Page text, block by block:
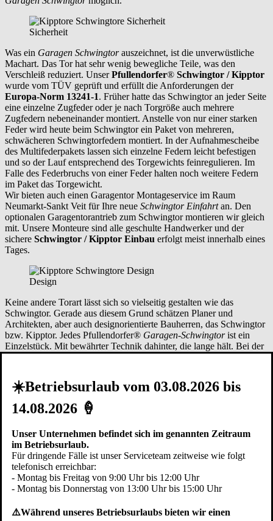
Sicherheit
Was ein Garagen Schwingtorauszeichnet, ist die unverwüstliche
Machart. Das Tor hat sehr wenig bewegliche Teile, was den
Verschleiß reduziert. UnserPfullendorfer® Schwingtor / Kipptor
wurde vom TÜV geprüft und erfüllt die Anforderungen der
Europa-Norm 13241-1. Früher hatte das Schwingtor an jeder Seite
eine einzelne Zugfeder oder je nach Torgröße auch mehrere
Zugfedern nebeneinander montiert. Anstelle von nur einer starken
Feder wird heute beim Schwingtor ein Paket von mehreren,
schwächeren Schwingtorfedern montiert. In der Aufnahmescheibe
des Multifederpakets lassen sich einzelne Federn leicht befestigen
und so der Lauf entsprechend des Torgewichts feinregulieren. Im
Falle des Federbruchs von einer Feder halten noch weitere Federn
im Paket das Torgewicht.
Wir bieten auch einen Garagentor Montageservice im Raum
Neumarkt-Sankt Veit für Ihre neue Schwingtor Einfahrtan. Den
optionalen Garagentorantrieb zum Schwingtor montieren wir gleich
mit. Unsere Monteure sind alle geschulte Handwerker und der
sichere Schwingtor / Kipptor Einbau erfolgt meist innerhalb eines
Tages.
Design
Keine andere Torart lässt sich so vielseitig gestalten wie das
Schwingtor. Gerade aus diesem Grund schätzen Planer und
Architekten, aber auch designorientierte Bauherren, das Schwingtor
bzw. Kipptor. Jedes Pfullendorfer® Garagen-Schwingtorist ein
Einzelstück. Mit bewährter Technik dahinter, die lange hält. Bei der
Gestaltung Ihrer Torfläche können Sie auf Pfullendorfer
selbst und verleihen dem Tor in
Ihre
persönliche Note.
Eine besondere Variante ist das
Schwingtor bauseitige Füllung
fassadenbündiges Schwingtor ist in geschlossenem Zustand als
solches nicht mehr erkennbar. Beim Schwingtor bauseitige Füllung
liefern und montieren wir eine Schwingtor Unterkonstruktion. Der
Kunde oder sein Handwerker können dann auf der Baustelle
Neumarkt-Sankt Veitdie Torfüllung montieren. So kann
sichergestellt werden, dass z.B. die gleichen Fassadenplatten oder
restlichen Gebäude.
☀️Betriebsurlaub vom 03.08.2026 bis
14.08.2026 🍦
Unser Unternehmen befindet sich im genannten Zeitraum
im Betriebsurlaub.
Für dringende Fälle ist unser Serviceteam zeitweise wie folgt
telefonisch erreichbar:
- Montag bis Freitag von 9:00 Uhr bis 12:00 Uhr
- Montag bis Donnerstag von 13:00 Uhr bis 15:00 Uhr
⚠️Während unseres Betriebsurlaubs bieten wir einen